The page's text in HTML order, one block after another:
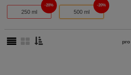
250 ml
20%
500 ml
20%
pro